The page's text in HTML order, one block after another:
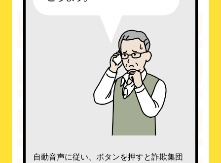
自動音声に従い、ボタンを押すと詐欺集団